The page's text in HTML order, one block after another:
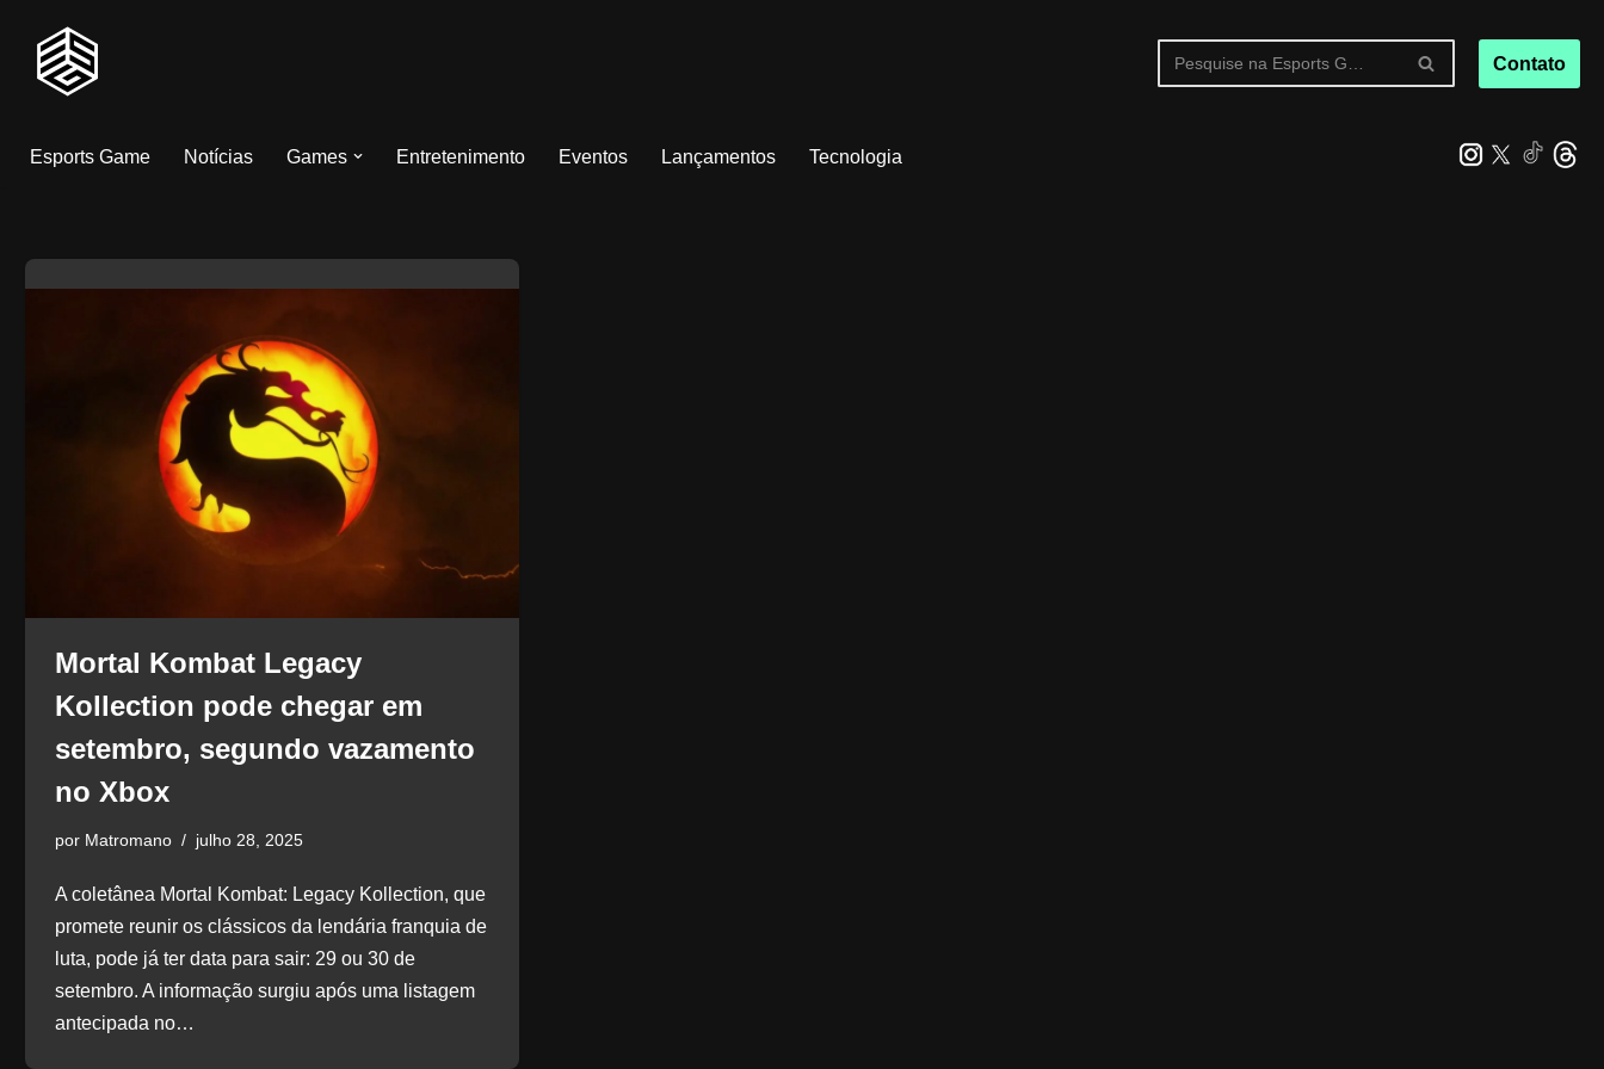
Pular
conteúdo
Contato
Esports Game Notícias Games Entretenimento Eventos Lançamentos Tecnologia
Mortal Kombat Legacy
Kollection pode chegar em
setembro, segundo vazamento
no Xbox
por Matromano julho 28, 2025
A coletânea Mortal Kombat: Legacy Kollection, que
promete reunir os clássicos da lendária franquia de
luta, pode já ter data para sair: 29 ou 30 de
setembro. A informação surgiu após uma listagem
antecipada no…